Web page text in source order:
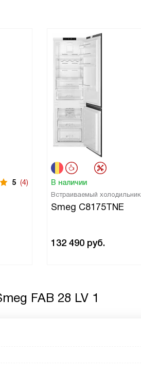
5 (4) В наличии
Встраиваемый холодильник
Smeg C8175TNE
132 490 руб.
FAB 28 LV 1